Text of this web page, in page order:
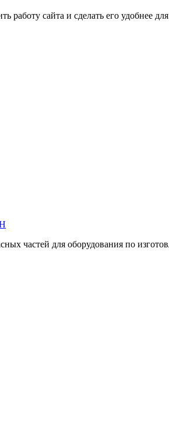
сайта и сделать его удобнее
частей для оборудования по